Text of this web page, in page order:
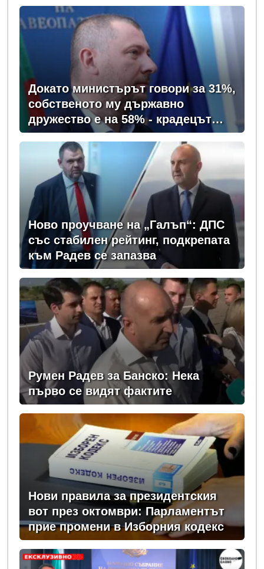
Докато министърът говори за 31%,
собственото му държавно
дружество е на 58% - крадецът
вика дръжте крадеца
Ново проучване на „Галъп“: ДПС
със стабилен рейтинг, подкрепата
към Радев се запазва
Румен Радев за Банско: Нека
първо се видят фактите
Нови правила за президентския
вот през октомври: Парламентът
прие промени в Изборния кодекс